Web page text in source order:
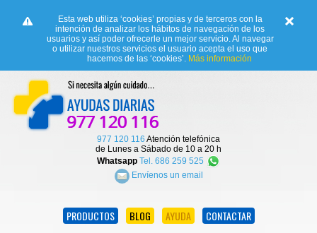
Esta web utiliza ‘cookies’ propias y de terceros con la
intención de analizar los hábitos de navegación de los
usuarios y así poder ofrecerle un mejor servicio. Al navegar
o utilizar nuestros servicios el usuario acepta el uso que
hacemos de las ‘cookies’. Más información
977 120 116 Atención telefónica
de Lunes a Sábado de 10 a 20 h
Whatsapp Tel. 686 259 525
Envíenos un email
PRODUCTOS BLOG AYUDA CONTACTAR